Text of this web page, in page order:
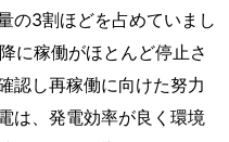
の3割ほどを占めていまし
に稼働がほとんど停止さ
認し再稼働に向けた努力
は、発電効率が良く環境